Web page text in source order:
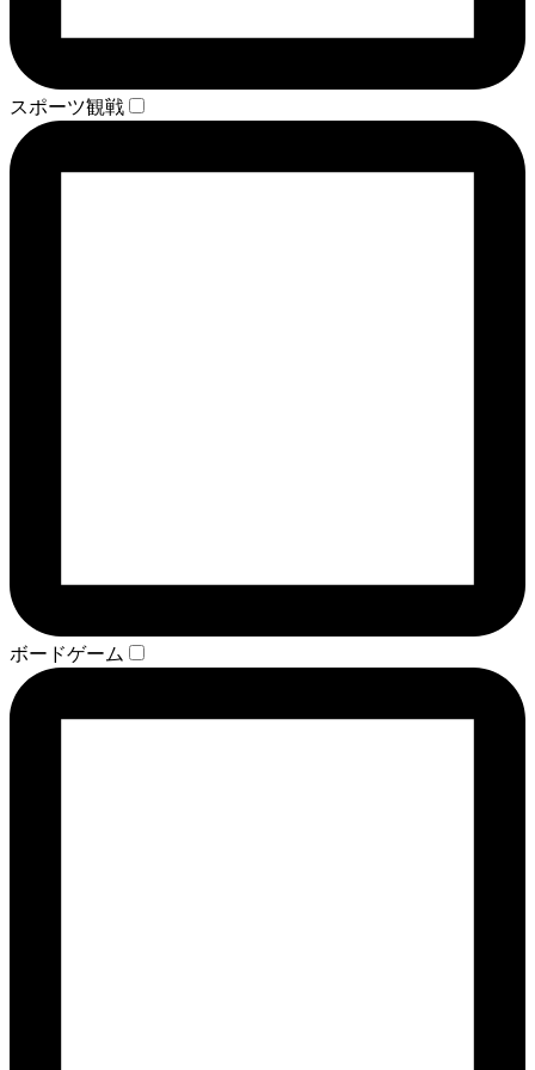
スポーツ観戦
ボードゲーム